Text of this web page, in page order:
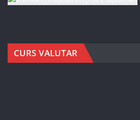
CURS VALUTAR